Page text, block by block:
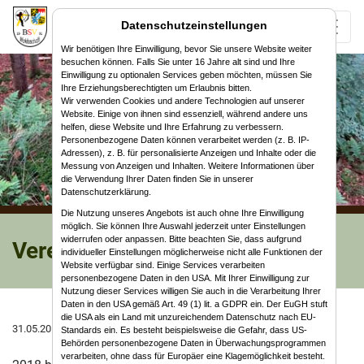
Vereinsausflug nach Nürnberg
31.05.2018 Aktivitäten,Vereinsausflug Ausflüge
Datenschutzeinstellungen
Wir benötigen Ihre Einwilligung, bevor Sie unsere Website weiter
besuchen können. Falls Sie unter 16 Jahre alt sind und Ihre
Einwilligung zu optionalen Services geben möchten, müssen Sie
Ihre Erziehungsberechtigten um Erlaubnis bitten.
Wir verwenden Cookies und andere Technologien auf unserer
Website. Einige von ihnen sind essenziell, während andere uns
helfen, diese Website und Ihre Erfahrung zu verbessern.
Personenbezogene Daten können verarbeitet werden (z. B. IP-
Adressen), z. B. für personalisierte Anzeigen und Inhalte oder die
Messung von Anzeigen und Inhalten. Weitere Informationen über
die Verwendung Ihrer Daten finden Sie in unserer
Datenschutzerklärung.
Die Nutzung unseres Angebots ist auch ohne Ihre Einwilligung
möglich. Sie können Ihre Auswahl jederzeit unter Einstellungen
widerrufen oder anpassen. Bitte beachten Sie, dass aufgrund
individueller Einstellungen möglicherweise nicht alle Funktionen der
Website verfügbar sind. Einige Services verarbeiten
personenbezogene Daten in den USA. Mit Ihrer Einwilligung zur
Nutzung dieser Services willigen Sie auch in die Verarbeitung Ihrer
Daten in den USA gemäß Art. 49 (1) lit. a GDPR ein. Der EuGH stuft
die USA als ein Land mit unzureichendem Datenschutz nach EU-
Standards ein. Es besteht beispielsweise die Gefahr, dass US-
Behörden personenbezogene Daten in Überwachungsprogrammen
verarbeiten, ohne dass für Europäer eine Klagemöglichkeit besteht.